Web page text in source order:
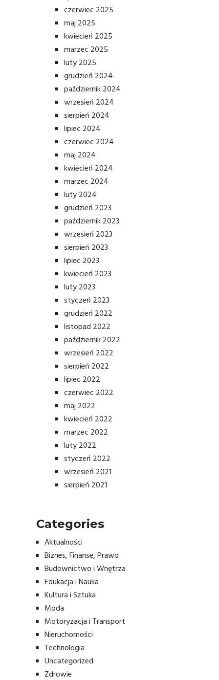
czerwiec 2025
maj 2025
kwiecień 2025
marzec 2025
luty 2025
grudzień 2024
październik 2024
wrzesień 2024
sierpień 2024
lipiec 2024
czerwiec 2024
maj 2024
kwiecień 2024
marzec 2024
luty 2024
grudzień 2023
październik 2023
wrzesień 2023
sierpień 2023
lipiec 2023
kwiecień 2023
luty 2023
styczeń 2023
grudzień 2022
listopad 2022
październik 2022
wrzesień 2022
sierpień 2022
lipiec 2022
czerwiec 2022
maj 2022
kwiecień 2022
marzec 2022
luty 2022
styczeń 2022
wrzesień 2021
sierpień 2021
Categories
Aktualności
Biznes, Finanse, Prawo
Budownictwo i Wnętrza
Edukacja i Nauka
Kultura i Sztuka
Moda
Motoryzacja i Transport
Nieruchomości
Technologia
Uncategorized
Zdrowie